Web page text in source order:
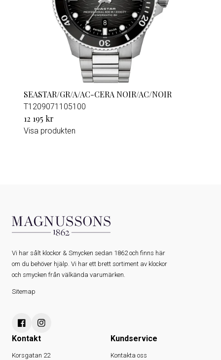
SEASTAR/GR/A/AC-CERA NOIR/AC/NOIR
T1209071105100
12 195 kr
Visa produkten
Vi har sålt klockor & Smycken sedan 1862 och finns här
om du behöver hjälp. Vi har ett brett sortiment av klockor
och smycken från välkända varumärken.
Sitemap
Kontakt
Korsgatan 22
Kundservice
Kontakta oss